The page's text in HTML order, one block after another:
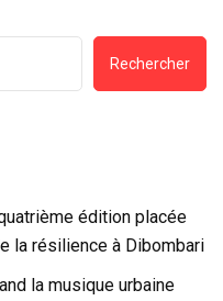
Rechercher
édition placée
la résilience à Dibombari
la musique urbaine